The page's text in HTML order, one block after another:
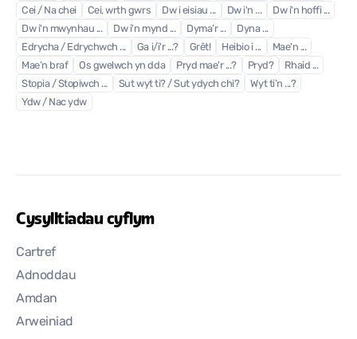
Cei / Na chei
Cei, wrth gwrs Dw i eisiau ... Dw i'n ...
Dw i'n hoffi ...
Dw i'n mwynhau ...
Dw i'n mynd ... Dyma’r ...
Dyna ...
Edrycha / Edrychwch ...
Ga i/i'r ...? Grêt! Heibio i ...
Mae'n ...
Mae’n braf
Os gwelwch yn dda Pryd mae'r ...? Pryd?
Rhaid ...
Stopia / Stopiwch ...
Sut wyt ti? / Sut ydych chi?
Wyt ti’n ...?
Ydw / Nac ydw
Cysylltiadau cyflym
Cartref
Adnoddau
Amdan
Arweiniad